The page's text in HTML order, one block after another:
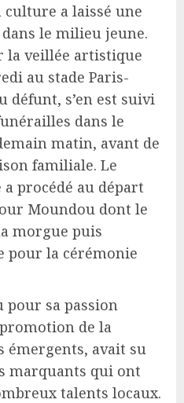
culture a laissé une
le milieu jeune.
la veillée artistique
au stade Paris-
défunt, s’en est suivi
dans le
matin, avant de
familiale. Le
procédé au départ
Moundou dont le
morgue puis
pour la cérémonie
sa passion
de la
émergents, avait su
marquants qui ont
talents locaux.